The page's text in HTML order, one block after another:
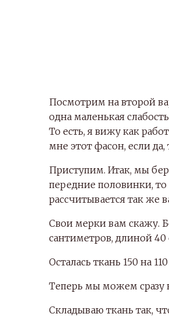
Посмотрим на второй
одна маленькая
То есть, я вижу как
мне этот фасон, если
Приступим. Итак, мы
передние половинки, то
рассчитывается так же
Свои мерки вам скажу.
сантиметров, длиной 40
Осталась ткань 150 на
Теперь мы можем сразу
Складываю ткань так,